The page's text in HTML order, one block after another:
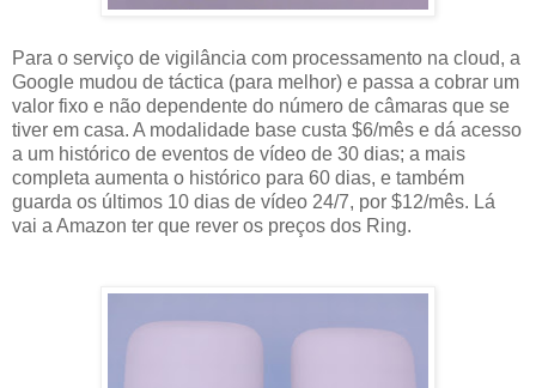
Para o serviço de vigilância com processamento na cloud, a
Google mudou de táctica (para melhor) e passa a cobrar um
valor fixo e não dependente do número de câmaras que se
tiver em casa. A modalidade base custa $6/mês e dá acesso
a um histórico de eventos de vídeo de 30 dias; a mais
completa aumenta o histórico para 60 dias, e também
guarda os últimos 10 dias de vídeo 24/7, por $12/mês. Lá
vai a Amazon ter que rever os preços dos Ring.